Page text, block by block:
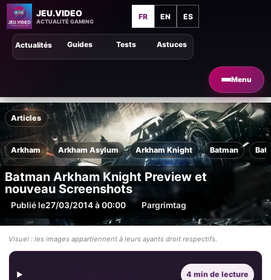
JEU.VIDEO
ACTUALITÉ GAMING
FR EN ES
Menu
Astuces
Guides Tests
Actualités
Articles
Arkham Arkham Asylum Arkham Knight Batman
Batman Arkham Knight Preview et
nouveau Screenshots
Publié le27/03/2014 à 00:00 Pargrimtag
Visuel : les images appartiennent à leurs ayants droit respectifs.
4 min de lecture